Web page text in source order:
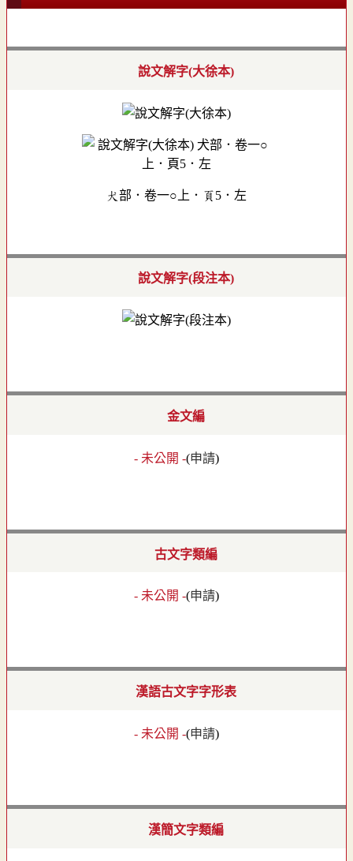
說文解字(大徐本)
犬部．卷一○上．頁5．左
說文解字(段注本)
金文編
- 未公開 -(申請)
古文字類編
- 未公開 -(申請)
漢語古文字字形表
- 未公開 -(申請)
漢簡文字類編